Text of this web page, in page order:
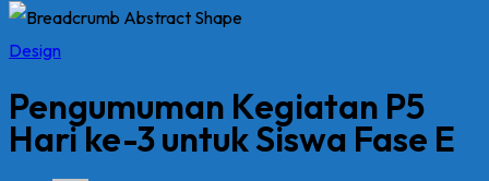
Design
Pengumuman Kegiatan P5
Hari ke-3 untuk Siswa Fase E